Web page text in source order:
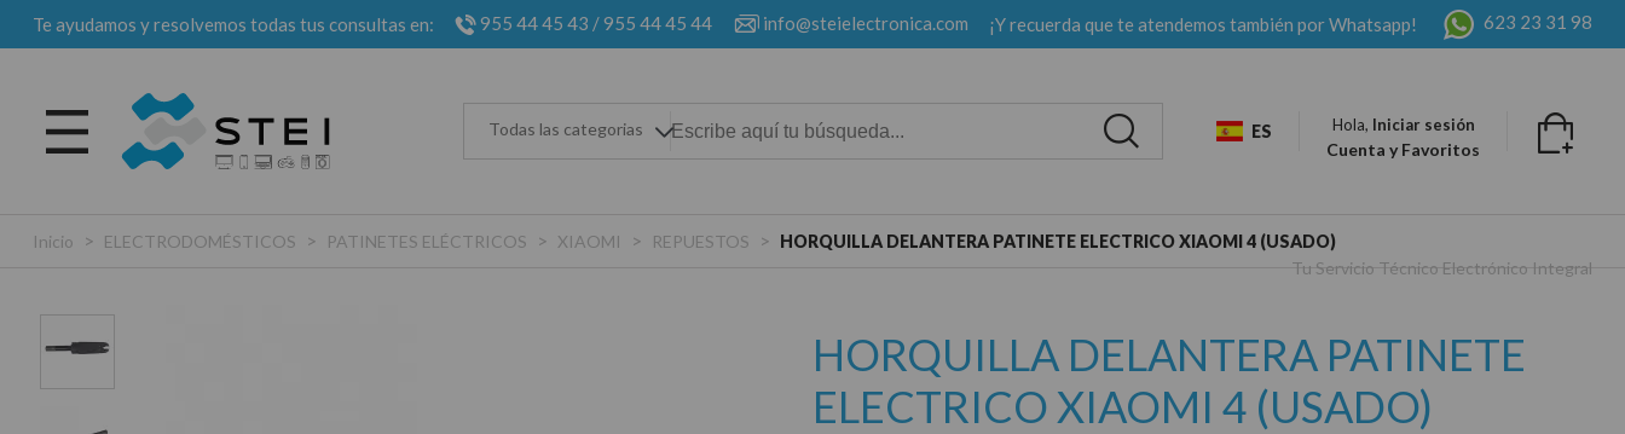
Te ayudamos y resolvemos todas tus consultas en: 955 44 45 43 /955 44 45 44 info@steielectronica.com ¡Y recuerda que te atendemos también por Whatsapp! 623 23 31 98
Todas las categorias ES Hola, Iniciar sesión
Cuenta y Favoritos
Inicio > ELECTRODOMÉSTICOS > PATINETES ELÉCTRICOS > XIAOMI > REPUESTOS > HORQUILLA DELANTERA PATINETE ELECTRICO XIAOMI 4 (USADO)
Tu Servicio Técnico Electrónico Integral
HORQUILLA DELANTERA PATINETE
ELECTRICO XIAOMI 4 (USADO)